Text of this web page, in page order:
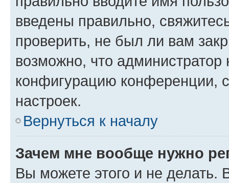
введены правильно,
проверить, не был ли вам
возможно, что администратор
конфигурацию конференции,
настроек.
Вернуться к началу
Зачем мне вообще нужно
Вы можете этого и не делать.